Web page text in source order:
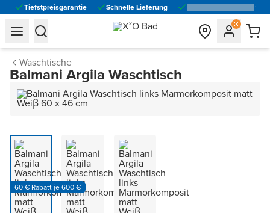
Tiefstpreisgarantie Schnelle Lieferung
general.navigation.toggle_menu.label
general.navigation.toggle_menu.label
Waschtische
Balmani Argila Waschtisch
60 € Rabatt je 600 €